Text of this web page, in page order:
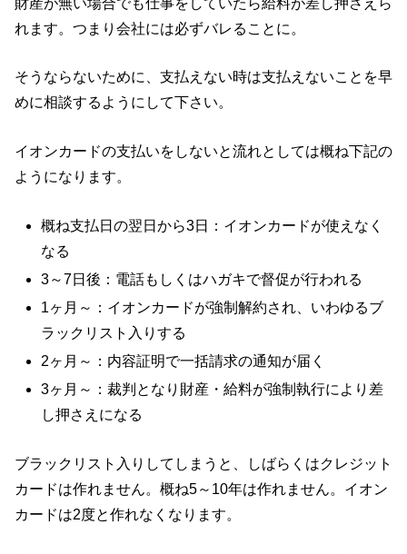
れます。つまり会社には必ずバレることに。
そうならないために、支払えない時は支払えないことを早
めに相談するようにして下さい。
イオンカードの支払いをしないと流れとしては概ね下記の
ようになります。
概ね支払日の翌日から3日：イオンカードが使えなく
なる
3～7日後：電話もしくはハガキで督促が行われる
1ヶ月～：イオンカードが強制解約され、いわゆるブ
ラックリスト入りする
2ヶ月～：内容証明で一括請求の通知が届く
3ヶ月～：裁判となり財産・給料が強制執行により差
し押さえになる
ブラックリスト入りしてしまうと、しばらくはクレジット
カードは作れません。概ね5～10年は作れません。イオン
カードは2度と作れなくなります。